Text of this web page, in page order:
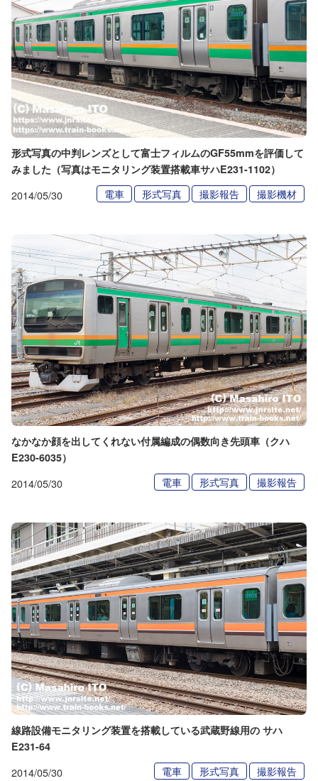
形式写真の中判レンズとして富士フィルムのGF55mmを評価して
みました（写真はモニタリング装置搭載車サハE231-1102）
2014/05/30 電車 形式写真 撮影報告 撮影機材
なかなか顔を出してくれない付属編成の偶数向き先頭車（クハ
E230-6035）
2014/05/30 電車 形式写真 撮影報告
線路設備モニタリング装置を搭載している武蔵野線用の サハ
E231-64
2014/05/30 電車 形式写真 撮影報告